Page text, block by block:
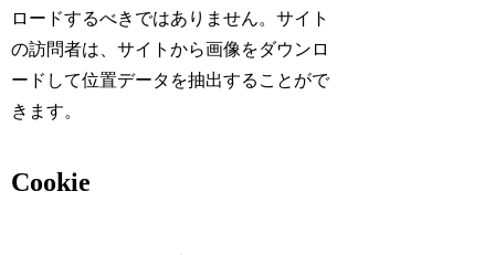
ロードするべきではありません。サイト
の訪問者は、サイトから画像をダウンロ
ードして位置データを抽出することがで
きます。
Cookie